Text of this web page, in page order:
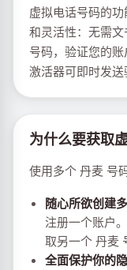
虚拟电话号码的
和灵活性：无需
号码，验证您的
激活器可即时发送
为什么要获取
使用多个 丹麦 号
随心所欲创建
注册一个账户
取另一个 丹麦
全面保护你的